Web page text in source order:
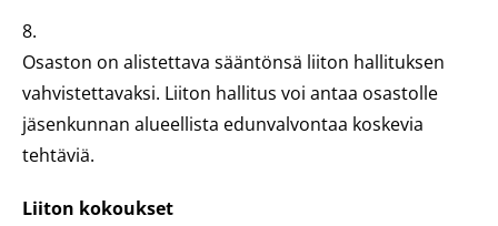
8.
Osaston on alistettava sääntönsä liiton hallituksen
vahvistettavaksi. Liiton hallitus voi antaa osastolle
jäsenkunnan alueellista edunvalvontaa koskevia
tehtäviä.
Liiton kokoukset